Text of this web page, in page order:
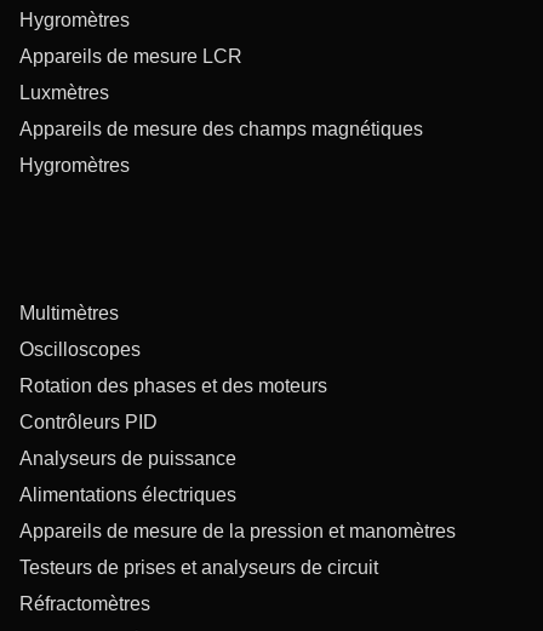
Hygromètres
Appareils de mesure LCR
Luxmètres
Appareils de mesure des champs magnétiques
Hygromètres
Multimètres
Oscilloscopes
Rotation des phases et des moteurs
Contrôleurs PID
Analyseurs de puissance
Alimentations électriques
Appareils de mesure de la pression et manomètres
Testeurs de prises et analyseurs de circuit
Réfractomètres